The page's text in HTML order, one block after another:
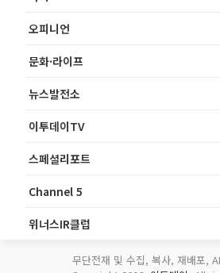
오피니언
문화·라이프
뉴스발전소
이투데이TV
스페셜리포트
Channel 5
위너스IR클럽
무단전재 및 수집, 복사, 재배포,